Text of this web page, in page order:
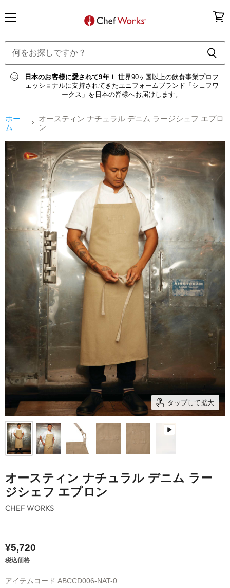
ュ
日本のお客様に愛されて9年！ 世界90ヶ国以上の飲食事業プロフ
ェッショナルに支持されてきたユニフォームブランド「シェフワ
ークス」を日本の皆様へお届けします。
ト
を
見
る
ホー
ム
オースティン ナチュラル デニム ラージシェフ エプロ
ン
タップして拡大
オースティン ナチュラル デニム ラー
ジシェフ エプロン
CHEF WORKS
¥5,720
税込価格
アイテムコード ABCCD006-NAT-0